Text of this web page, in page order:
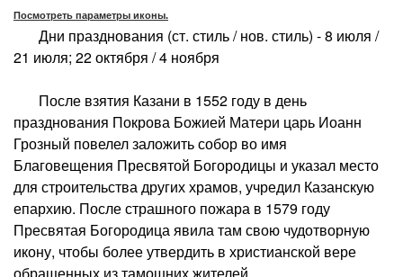
Посмотреть параметры иконы.
Дни празднования (ст. стиль / нов. стиль) - 8 июля /
21 июля; 22 октября / 4 ноября
После взятия Казани в 1552 году в день
празднования Покрова Божией Матери царь Иоанн
Грозный повелел заложить собор во имя
Благовещения Пресвятой Богородицы и указал место
для строительства других храмов, учредил Казанскую
епархию. После страшного пожара в 1579 году
Пресвятая Богородица явила там свою чудотворную
икону, чтобы более утвердить в христианской вере
обращенных из тамошних жителей.